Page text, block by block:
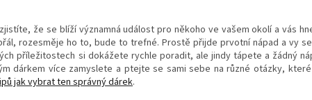
že se blíží významná událost pro někoho ve vašem okolí a vás
rozesměje ho to, bude to trefné. Prostě přijde prvotní nápad a vy
příležitostech si dokážete rychle poradit, ale jindy tápete a žádný
dárkem více zamyslete a ptejte se sami sebe na různé otázky,
jak vybrat ten správný dárek.